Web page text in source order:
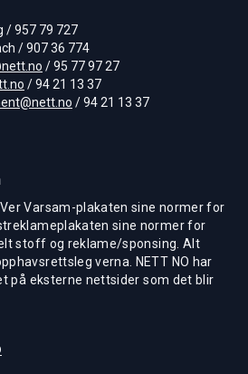
/ 957 79 727
/ 907 36 774
/ 95 77 97 27
/ 94 21 13 37
/ 94 21 13 37
Varsam-plakaten sine normer for
sine normer for
stoff og reklame/sponsing. Alt
verna. NETT NO har
på eksterne nettsider som det blir